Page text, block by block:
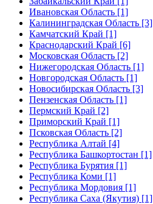
Ивановская Область [1]
Калининградская Область [3]
Камчатский Край [1]
Краснодарский Край [6]
Московская Область [2]
Нижегородская Область [1]
Новгородская Область [1]
Новосибирская Область [3]
Пензенская Область [1]
Пермский Край [2]
Приморский Край [1]
Псковская Область [2]
Республика Алтай [4]
Республика Башкортостан [1]
Республика Бурятия [1]
Республика Коми [1]
Республика Мордовия [1]
Республика Саха (Якутия) [1]